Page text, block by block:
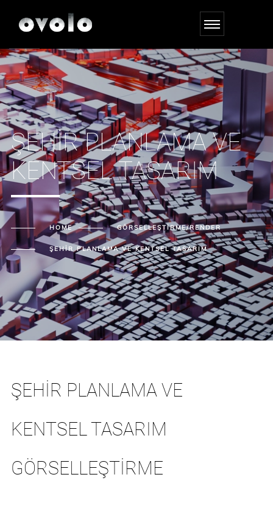
ŞEHIR PLANLAMA VE
KENTSEL TASARIM
HOME GÖRSELLEŞTIRME/RENDER
ŞEHIR PLANLAMA VE KENTSEL TASARIM
ŞEHIR PLANLAMA VE
KENTSEL TASARIM
GÖRSELLEŞTIRME